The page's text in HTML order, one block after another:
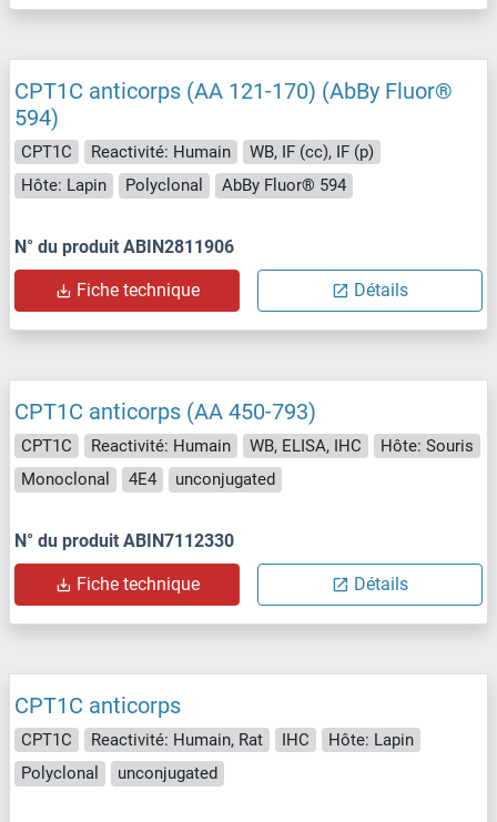
CPT1C anticorps (AA 121-170) (AbBy Fluor®
594)
CPT1C Reactivité: Humain
WB, IF (cc), IF (p)
Hôte: Lapin
Polyclonal AbBy Fluor® 594
N° du produit ABIN2811906
Fiche technique Détails
CPT1C anticorps (AA 450-793)
CPT1C Reactivité: Humain WB, ELISA, IHC
Hôte: Souris
Monoclonal
4E4 unconjugated
N° du produit ABIN7112330
Fiche technique Détails
CPT1C anticorps
CPT1C Reactivité: Humain, Rat IHC
Hôte: Lapin
Polyclonal
unconjugated